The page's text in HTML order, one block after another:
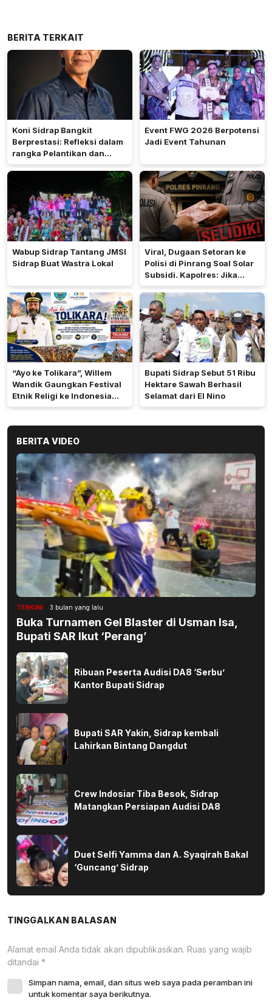
BERITA TERKAIT
Koni Sidrap Bangkit
Berprestasi: Refleksi dalam
rangka Pelantikan dan
Rakerda 2026
Event FWG 2026 Berpotensi
Jadi Event Tahunan
Wabup Sidrap Tantang JMSI
Sidrap Buat Wastra Lokal
Viral, Dugaan Setoran ke
Polisi di Pinrang Soal Solar
Subsidi. Kapolres: Jika
Terbukti Akan Diproses
“Ayo ke Tolikara”, Willem
Wandik Gaungkan Festival
Etnik Religi ke Indonesia
dan Dunia
Bupati Sidrap Sebut 51 Ribu
Hektare Sawah Berhasil
Selamat dari El Nino
BERITA VIDEO
TERKINI 3 bulan yang lalu
Buka Turnamen Gel Blaster di Usman Isa,
Bupati SAR Ikut ‘Perang’
Ribuan Peserta Audisi DA8 ‘Serbu’
Kantor Bupati Sidrap
Bupati SAR Yakin, Sidrap kembali
Lahirkan Bintang Dangdut
Crew Indosiar Tiba Besok, Sidrap
Matangkan Persiapan Audisi DA8
Duet Selfi Yamma dan A. Syaqirah Bakal
‘Guncang’ Sidrap
TINGGALKAN BALASAN
Alamat email Anda tidak akan dipublikasikan. Ruas yang wajib
ditandai *
Simpan nama, email, dan situs web saya pada peramban ini
untuk komentar saya berikutnya.